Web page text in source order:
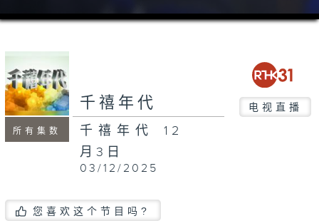
0
seconds
seconds
所有集数
千禧年代 电视直播
千禧年代 12
月3日
03/12/2025
您喜欢这个节目吗?